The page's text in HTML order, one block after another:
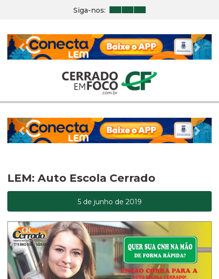
Siga-nos:
Previous Next
Previous Next
LEM: Auto Escola Cerrado
5 de junho de 2019